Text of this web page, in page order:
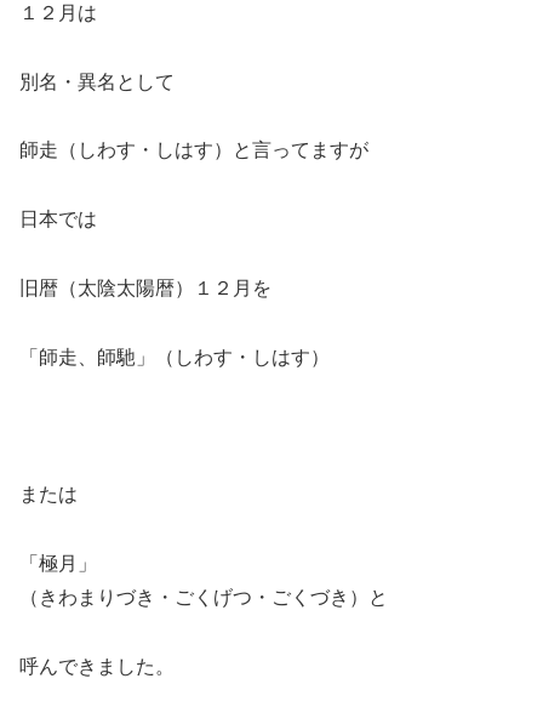
１２月は
別名・異名として
師走（しわす・しはす）と言ってますが
日本では
旧暦（太陰太陽暦）１２月を
「師走、師馳」（しわす・しはす）
または
「極月」
（きわまりづき・ごくげつ・ごくづき）と
呼んできました。